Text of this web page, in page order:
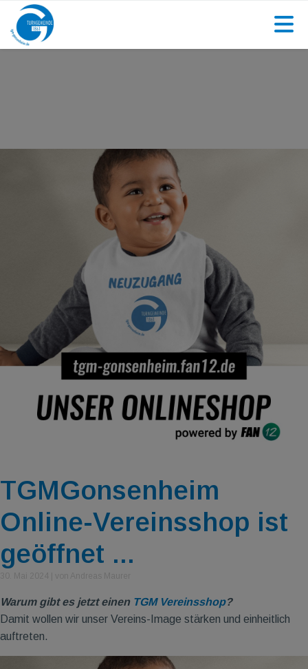
TGMGonsenheim
Online-Vereinsshop ist
geöffnet ...
Warum gibt es jetzt einen TGM Vereinsshop?
Damit wollen wir unser Vereins-Image stärken und einheitlich
auftreten.